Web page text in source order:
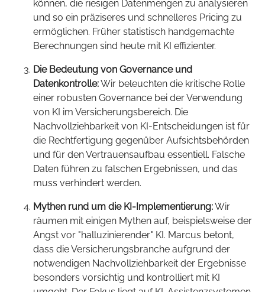
können, die riesigen Datenmengen zu analysieren
und so ein präziseres und schnelleres Pricing zu
ermöglichen. Früher statistisch handgemachte
Berechnungen sind heute mit KI effizienter.
Die Bedeutung von Governance und
Datenkontrolle:Wir beleuchten die kritische Rolle
einer robusten Governance bei der Verwendung
von KI im Versicherungsbereich. Die
Nachvollziehbarkeit von KI-Entscheidungen ist für
die Rechtfertigung gegenüber Aufsichtsbehörden
und für den Vertrauensaufbau essentiell. Falsche
Daten führen zu falschen Ergebnissen, und das
muss verhindert werden.
Mythen rund um die KI-Implementierung:Wir
räumen mit einigen Mythen auf, beispielsweise der
Angst vor "halluzinierender" KI. Marcus betont,
dass die Versicherungsbranche aufgrund der
notwendigen Nachvollziehbarkeit der Ergebnisse
besonders vorsichtig und kontrolliert mit KI